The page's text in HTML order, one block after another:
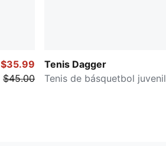
$35.99
$45.00
Tenis Dagger
Tenis de básquetbol juvenil